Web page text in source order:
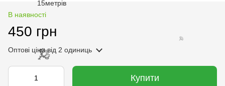
В наявності
450 грн
Оптові цінивід 2 одиниць
Купити